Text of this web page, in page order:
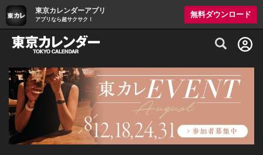
東京カレンダーアプリ
アプリなら超サクサク！
無料ダウンロード
グルメ情報・プレミアムレストラン予約